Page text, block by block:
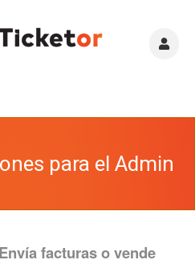
para el Admin
facturas o vende